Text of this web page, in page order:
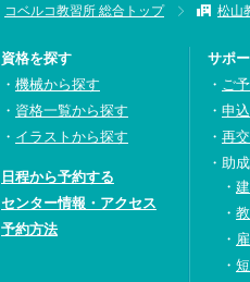
コベルコ教習所 総合トップ 松山
資格を探す
機械から探す
資格一覧から探す
イラストから探す
日程から予約する
センター情報・アクセス
予約方法
サポ
ご
申
再
助